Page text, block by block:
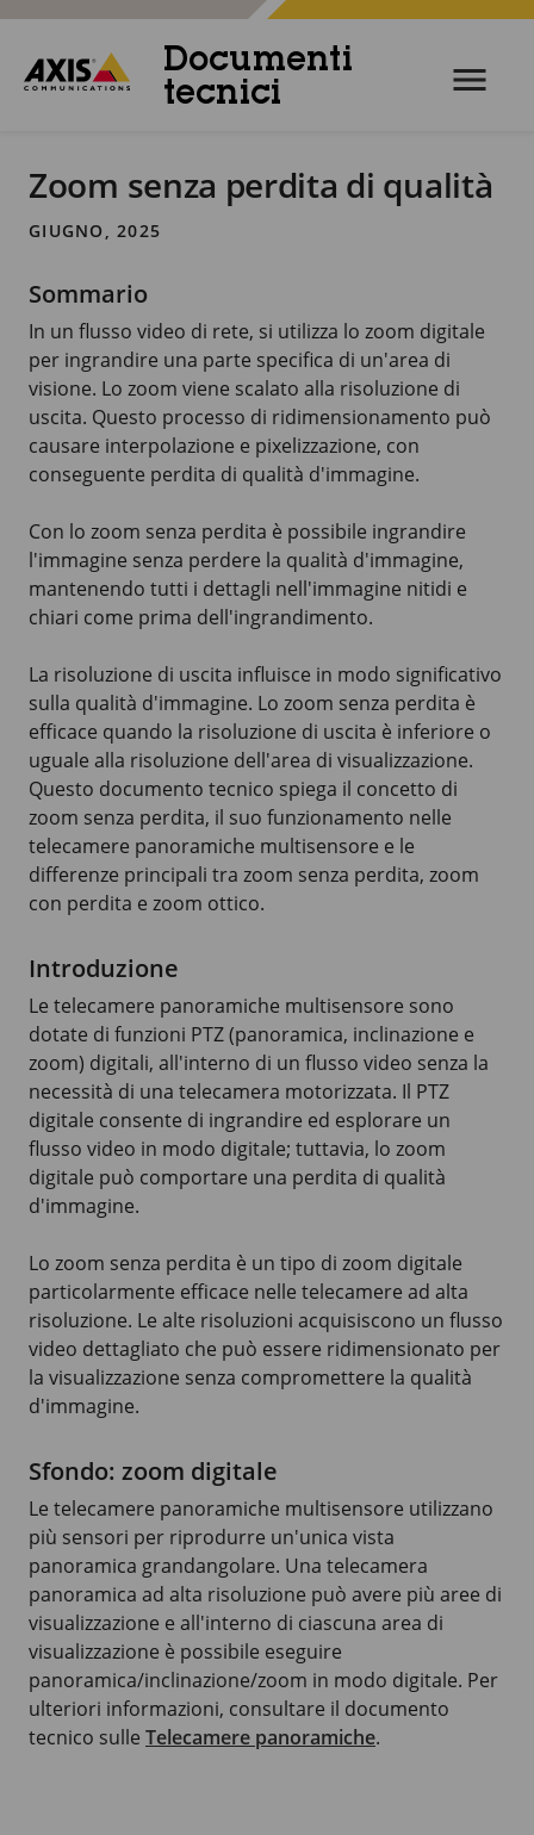
Documenti
tecnici
Zoom senza perdita di qualità
GIUGNO, 2025
Sommario
In un flusso video di rete, si utilizza lo zoom digitale
per ingrandire una parte specifica di un'area di
visione. Lo zoom viene scalato alla risoluzione di
uscita. Questo processo di ridimensionamento può
causare interpolazione e pixelizzazione, con
conseguente perdita di qualità d'immagine.
Con lo zoom senza perdita è possibile ingrandire
l'immagine senza perdere la qualità d'immagine,
mantenendo tutti i dettagli nell'immagine nitidi e
chiari come prima dell'ingrandimento.
La risoluzione di uscita influisce in modo significativo
sulla qualità d'immagine. Lo zoom senza perdita è
efficace quando la risoluzione di uscita è inferiore o
uguale alla risoluzione dell'area di visualizzazione.
Questo documento tecnico spiega il concetto di
zoom senza perdita, il suo funzionamento nelle
telecamere panoramiche multisensore e le
differenze principali tra zoom senza perdita, zoom
con perdita e zoom ottico.
Introduzione
Le telecamere panoramiche multisensore sono
dotate di funzioni PTZ (panoramica, inclinazione e
zoom) digitali, all'interno di un flusso video senza la
necessità di una telecamera motorizzata. Il PTZ
digitale consente di ingrandire ed esplorare un
flusso video in modo digitale; tuttavia, lo zoom
digitale può comportare una perdita di qualità
d'immagine.
Lo zoom senza perdita è un tipo di zoom digitale
particolarmente efficace nelle telecamere ad alta
risoluzione. Le alte risoluzioni acquisiscono un flusso
video dettagliato che può essere ridimensionato per
la visualizzazione senza compromettere la qualità
d'immagine.
Sfondo: zoom digitale
Le telecamere panoramiche multisensore utilizzano
più sensori per riprodurre un'unica vista
panoramica grandangolare. Una telecamera
panoramica ad alta risoluzione può avere più aree di
visualizzazione e all'interno di ciascuna area di
visualizzazione è possibile eseguire
panoramica/inclinazione/zoom in modo digitale. Per
ulteriori informazioni, consultare il documento
tecnico sulle Telecamere panoramiche.